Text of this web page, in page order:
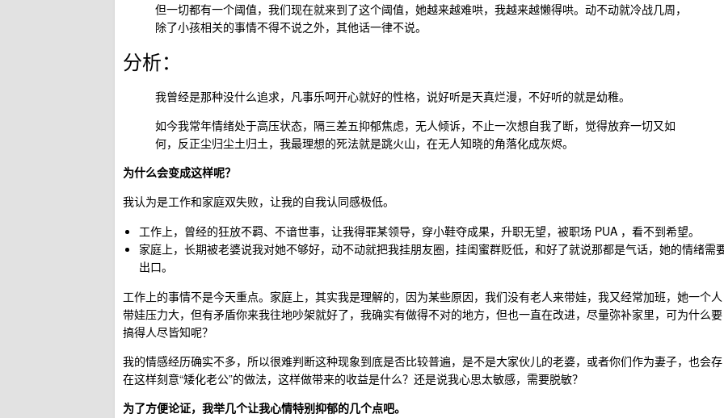
但一切都有一个阈值，我们现在就来到了这个阈值，她越来越难哄，我越来越懒得哄。动不动就冷战几周，
除了小孩相关的事情不得不说之外，其他话一律不说。
分析：
我曾经是那种没什么追求，凡事乐呵开心就好的性格，说好听是天真烂漫，不好听的就是幼稚。
如今我常年情绪处于高压状态，隔三差五抑郁焦虑，无人倾诉，不止一次想自我了断，觉得放弃一切又如
何，反正尘归尘土归土，我最理想的死法就是跳火山，在无人知晓的角落化成灰烬。
为什么会变成这样呢？
我认为是工作和家庭双失败，让我的自我认同感极低。
工作上，曾经的狂放不羁、不谙世事，让我得罪某领导，穿小鞋夺成果，升职无望，被职场 PUA ，看不到希望。
家庭上，长期被老婆说我对她不够好，动不动就把我挂朋友圈，挂闺蜜群贬低，和好了就说那都是气话，她的情绪需
出口。
工作上的事情不是今天重点。家庭上，其实我是理解的，因为某些原因，我们没有老人来带娃，我又经常加班，她一个人
带娃压力大，但有矛盾你来我往地吵架就好了，我确实有做得不对的地方，但也一直在改进，尽量弥补家里，可为什么要
搞得人尽皆知呢？
我的情感经历确实不多，所以很难判断这种现象到底是否比较普遍，是不是大家伙儿的老婆，或者你们作为妻子，也会存
在这样刻意“矮化老公”的做法，这样做带来的收益是什么？还是说我心思太敏感，需要脱敏？
为了方便论证，我举几个让我心情特别抑郁的几个点吧。